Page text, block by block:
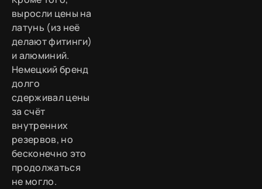
выросли цены на
латунь (из неё
делают фитинги)
и алюминий.
Немецкий бренд
долго
сдерживал цены
за счёт
внутренних
резервов, но
бесконечно это
продолжаться
не могло.